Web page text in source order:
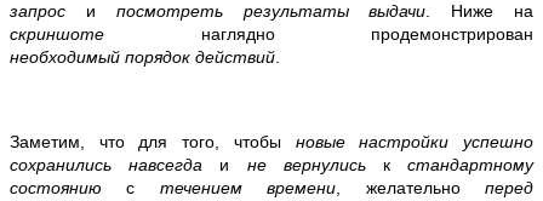
запрос и посмотреть результаты выдачи. Ниже на
скриншоте наглядно продемонстрирован
необходимый порядок действий.
Заметим, что для того, чтобы новые настройки успешно
сохранились навсегда и не вернулиськстандартному
состоянию с течением времени, желательноперед